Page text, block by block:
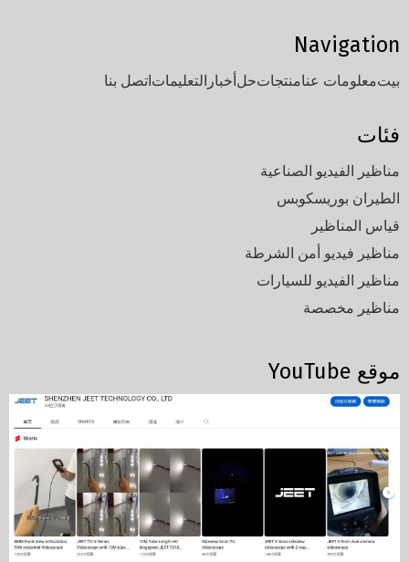
Navigation
بيتمعلومات عنامنتجاتحلأخبار التعليماتاتصل بنا
فئات
مناظير الفيديو الصناعية
الطيران بوريسكوبس
قياس المناظير
مناظير فيديو أمن الشرطة
مناظير الفيديو للسيارات
مناظير مخصصة
موقع YouTube